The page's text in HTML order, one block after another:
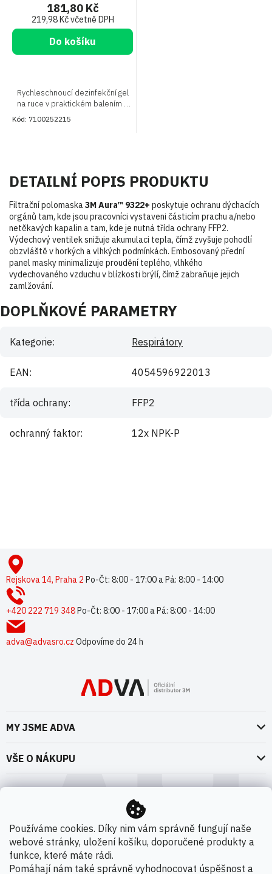
Používáme cookies. Díky nim vám správně fungují naše
webové stránky, uložení košíku, doporučené produkty a
funkce, které máte rádi.
Pomáhají nám také správně vyhodnocovat úspěšnost a
219,98 Kč včetně DPH
181,80 Kč
Do košíku
Rychleschnoucí dezinfekční gel
na ruce v praktickém balením s
dáčkovačem. Odstraňuje
Kód: 7100252215
DETAILNÍ POPIS PRODUKTU
Filtrační polomaska3M Aura™ 9322+ poskytuje ochranu dýchacích
orgánů tam, kde jsou pracovníci vystaveni částicím prachu a/nebo
netěkavých kapalin a tam, kde je nutná třída ochrany FFP2.
Výdechový ventilek snižuje akumulaci tepla, čímž zvyšuje pohodlí
obzvláště v horkých a vlhkých podmínkách. Embosovaný přední
panel masky minimalizuje proudění teplého, vlhkého
vydechovaného vzduchu v blízkosti brýlí, čímž zabraňuje jejich
zamlžování.
DOPLŇKOVÉ PARAMETRY
Kategorie: Respirátory
EAN: 4054596922013
třída ochrany: FFP2
ochranný faktor: 12x NPK-P
pRejskova 14, Praha 2 Po-Čt: 8:00 - 17:00 a Pá: 8:00 - 14:00
+420 222 719 348Po-Čt: 8:00 - 17:00 a Pá: 8:00 - 14:00
adva@advasro.cz Odpovíme do 24 h
MY JSME ADVA
O nás
Naše dokumenty
Kontakty
Novinky
VŠE O NÁKUPU
Doprava a platba
VOP pro spotřebitele - fyzické osoby
VOP pro nakupující podnikatele
VOP Letectví / GT&C Aerospace
Zpracování osobních údajů
Možnosti platby